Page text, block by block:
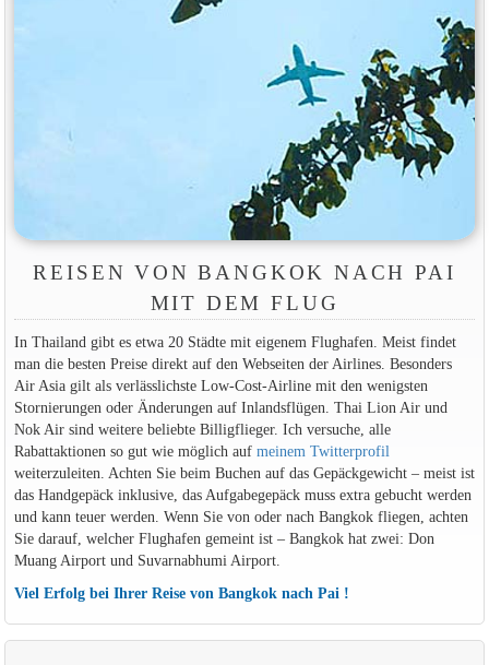
REISEN VON BANGKOK NACH PAI
MIT DEM FLUG
In Thailand gibt es etwa 20 Städte mit eigenem Flughafen. Meist findet
man die besten Preise direkt auf den Webseiten der Airlines. Besonders
Air Asia gilt als verlässlichste Low-Cost-Airline mit den wenigsten
Stornierungen oder Änderungen auf Inlandsflügen. Thai Lion Air und
Nok Air sind weitere beliebte Billigflieger. Ich versuche, alle
Rabattaktionen so gut wie möglich auf meinem Twitterprofil
weiterzuleiten. Achten Sie beim Buchen auf das Gepäckgewicht – meist ist
das Handgepäck inklusive, das Aufgabegepäck muss extra gebucht werden
und kann teuer werden. Wenn Sie von oder nach Bangkok fliegen, achten
Sie darauf, welcher Flughafen gemeint ist – Bangkok hat zwei: Don
Muang Airport und Suvarnabhumi Airport.
Viel Erfolg bei Ihrer Reise von Bangkok nach Pai !